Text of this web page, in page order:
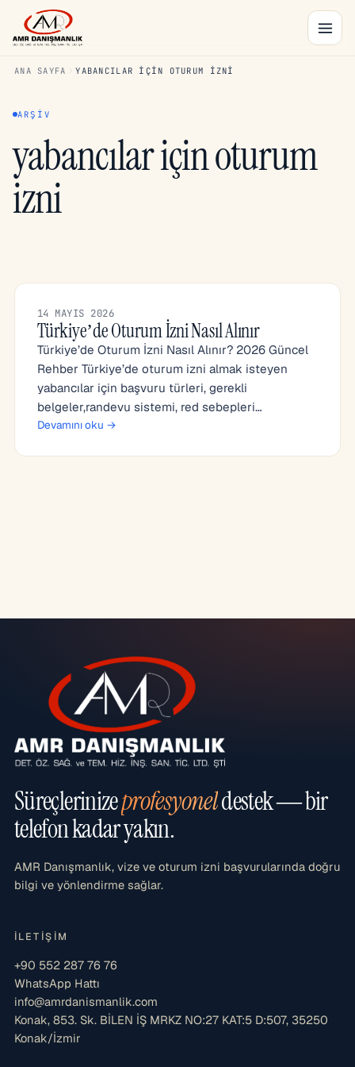
ANA SAYFA YABANCILAR IÇIN OTURUM IZNI
ARŞIV
yabancılar için oturum
izni
14 MAYIS 2026
Türkiye’de Oturum İzni Nasıl Alınır
Türkiye’de Oturum İzni Nasıl Alınır? 2026 Güncel
Rehber Türkiye’de oturum izni almak isteyen
yabancılar için başvuru türleri, gerekli
belgeler,randevu sistemi, red sebepleri…
Devamını oku →
Süreçlerinizeprofesyoneldestek — bir
telefon kadar yakın.
AMR Danışmanlık, vize ve oturum izni başvurularında doğru
bilgi ve yönlendirme sağlar.
İLETIŞIM
+90 552 287 76 76
WhatsApp Hattı
info@amrdanismanlik.com
Konak, 853. Sk. BİLEN İŞ MRKZ NO:27 KAT:5 D:507, 35250
Konak/İzmir